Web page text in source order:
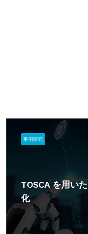
TOSCA を用い
化
事例研究